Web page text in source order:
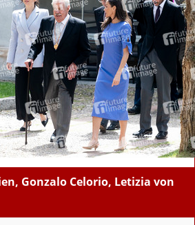
Gonzalo Celorio, Letizia von